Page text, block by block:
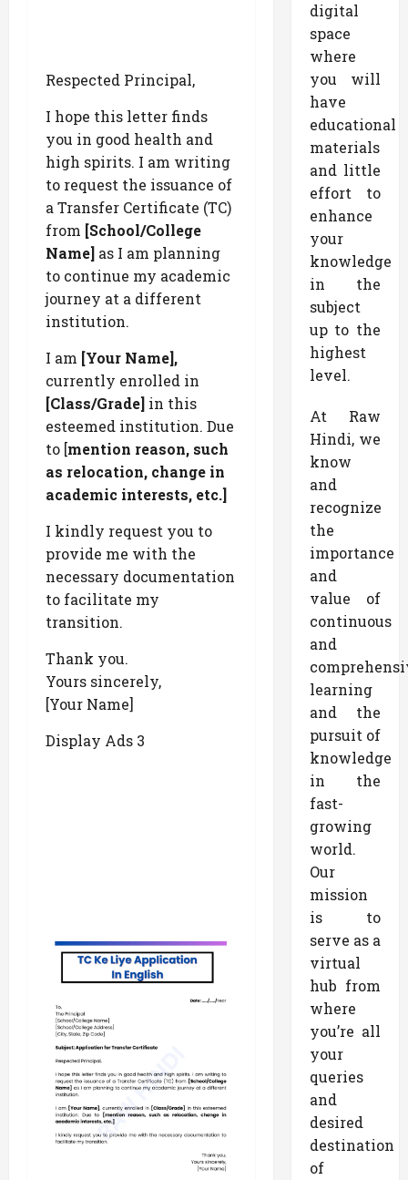
Respected Principal,
I hope this letter finds
you in good health and
high spirits. I am writing
to request the issuance of
a Transfer Certificate (TC)
from [School/College
Name] as I am planning
to continue my academic
journey at a different
institution.
I am [Your Name],
currently enrolled in
[Class/Grade] in this
esteemed institution. Due
to [mention reason, such
as relocation, change in
academic interests, etc.]
I kindly request you to
provide me with the
necessary documentation
to facilitate my
transition.
Thank you.
Yours sincerely,
[Your Name]
Display Ads 3
digital
space
where
you will
have
educational
materials
and little
effort to
enhance
your
knowledge
in the
subject
up to the
highest
level.
At Raw
Hindi, we
know
and
recognize
the
importance
and
value of
continuous
and
learning
and the
pursuit of
knowledge
in the
fast-
growing
world.
Our
mission
is to
serve as a
virtual
hub from
where
you’re all
your
queries
and
desired
destination
of